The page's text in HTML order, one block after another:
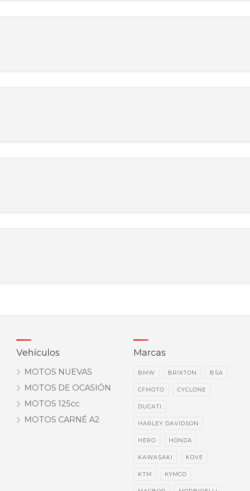
Vehículos
MOTOS NUEVAS
MOTOS DE OCASIÓN
MOTOS 125cc
MOTOS CARNÉ A2
Marcas
BMW BRIXTON BSA
CFMOTO CYCLONE
DUCATI
HARLEY DAVIDSON
HERO HONDA
KAWASAKI KOVE
KTM KYMCO